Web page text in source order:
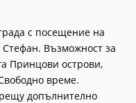
с посещение на
Стефан. Възможност за
Принцови острови,
време.
допълнително